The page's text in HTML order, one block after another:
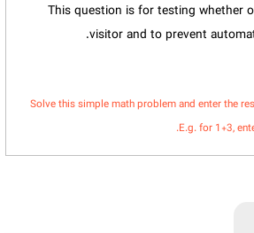
This question is for testing whether
visitor and to prevent
Solve this simple math problem and enter the
E.g. for 1+3,